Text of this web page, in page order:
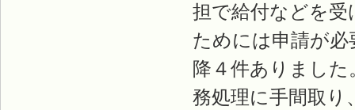
担で給付などを
ためには申請が
降４件ありまし
務処理に手間取り